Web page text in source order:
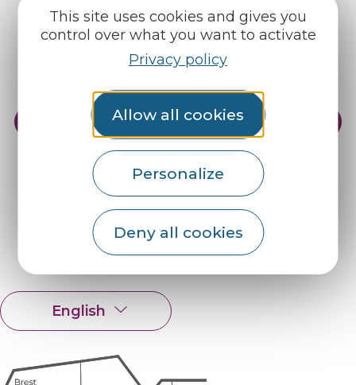
This site uses cookies and gives you
control over what you want to activate
Privacy policy
Allow all cookies
Personalize
Deny all cookies
Practical info
Our reception areas
Our brochures
Weather
Find us on :
Espace pro Partners
English
Français